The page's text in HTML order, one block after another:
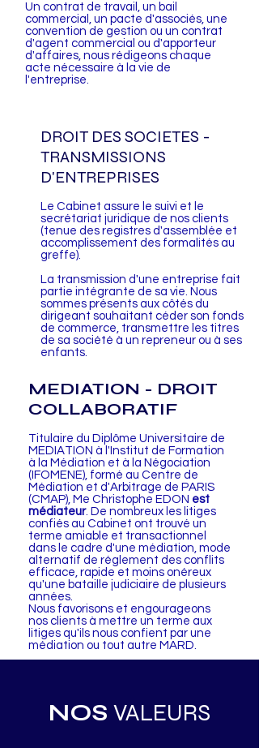
Un contrat de travail, un bail
commercial, un pacte d'associés, une
convention de gestion ou un contrat
d'agent commercial ou d'apporteur
d'affaires, nous rédigeons chaque
acte nécessaire à la vie de
l'entreprise.
DROIT DES SOCIETES -
TRANSMISSIONS
D'ENTREPRISES
Le Cabinet assure le suivi et le
secrétariat juridique de nos clients
(tenue des registres d'assemblée et
accomplissement des formalités au
greffe).
La transmission d'une entreprise fait
partie intégrante de sa vie. Nous
sommes présents aux côtés du
dirigeant souhaitant céder son fonds
de commerce, transmettre les titres
de sa société à un repreneur ou à ses
enfants.
MEDIATION - DROIT
COLLABORATIF
Titulaire du Diplôme Universitaire de
MEDIATION à l'Institut de Formation
à la Médiation et à la Négociation
(IFOMENE), formé au Centre de
Médiation et d'Arbitrage de PARIS
(CMAP), Me Christophe EDON est
médiateur. De nombreux les litiges
confiés au Cabinet ont trouvé un
terme amiable et transactionnel
dans le cadre d'une médiation, mode
alternatif de réglement des conflits
efficace, rapide et moins onéreux
qu'une bataille judiciaire de plusieurs
années.
Nous favorisons et engourageons
nos clients à mettre un terme aux
litiges qu'ils nous confient par une
médiation ou tout autre MARD.
NOS VALEURS